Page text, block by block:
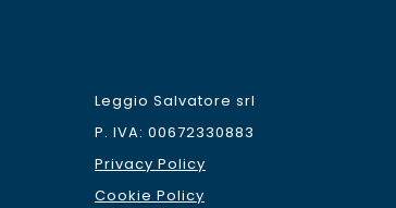
Leggio Salvatore srl
P. IVA: 00672330883
Privacy Policy
Cookie Policy